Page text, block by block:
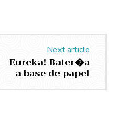
Next article
Eureka! Bater�a
a base de papel